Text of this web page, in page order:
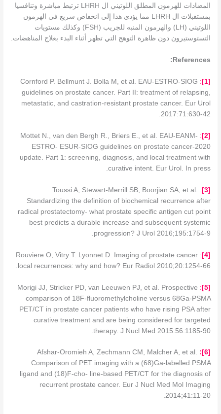
المضادات للهرمون المطلق اللوتيني ال LHRH ترتبط مباشرة وتنافسيا
بمستقبلات ال LHRH مما يؤدي هذا إلى انخفاض سريع في الهرمون
اللوتيني (LH) والهرمون المنبه للجريب (FSH) وكذلك مستويات
التستوستيرون دون ظاهرة التوهج التي تظهر أثناء البدء بعلاج المناهضات.
References:
[1]
:
Cornford P. Bellmunt J. Bolla M, et al. EAU-ESTRO-SIOG
guidelines on prostate cancer. Part II: treatment of relapsing,
metastatic, and castration-resistant prostate cancer. Eur Urol
2017:71:630-42.
[2]
:
Mottet N., van den Bergh R., Briers E., et al. EAU-EANM-
ESTRO- ESUR-SIOG guidelines on prostate cancer-2020
update. Part 1: screening, diagnosis, and local treatment with
curative intent. Eur Urol. In press.
[
3
]
:
Toussi A, Stewart-Merrill SB, Boorjian SA, et al.
Standardizing the definition of biochemical recurrence after
radical prostatectomy- what prostate specific antigen cut point
best predicts a durable increase and subsequent systemic
progression? J Urol 2016;195:1754-9.
[
4
]
:
Rouviere O, Vitry T. Lyonnet D. Imaging of prostate cancer
local recurrences: why and how? Eur Radiol 2010;20:1254-66.
[
5
]
:
Morigi JJ, Stricker PD, van Leeuwen PJ, et al. Prospective
comparison of 18F-fluoromethylcholine versus 68Ga-PSMA
PET/CT in prostate cancer patients who have rising PSA after
curative treatment and are being considered for targeted
therapy. J Nucl Med 2015:56:1185-90.
[
6
]:
Afshar-Oromieh A, Zechmann CM, Malcher A, et al.
Comparison of PET imaging with a (68)Ga-labelled PSMA
ligand and (18)F-cho- line-based PET/CT for the diagnosis of
recurrent prostate cancer. Eur J Nucl Med Mol Imaging
2014;41:11-20.